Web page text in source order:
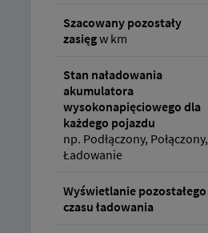
Szacowany pozostały
zasięgw km
Stan naładowania
akumulatora
wysokonapięciowego dla
każdego pojazdu
np. Podłączony, Połączony,
Ładowanie
Wyświetlanie pozostałego
czasu ładowania